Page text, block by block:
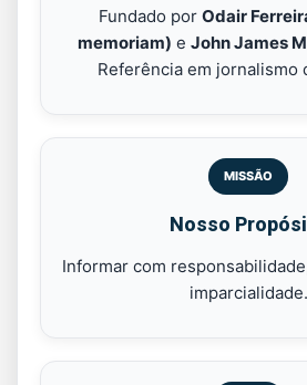
Fundado por Odair
memoriam) e John James
Referência em jornalismo
MISSÃO
Nosso
Informar com
imparcialidade.